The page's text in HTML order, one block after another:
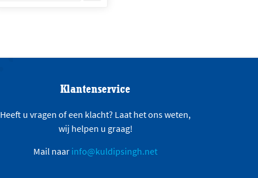
Klantenservice
Heeft u vragen of een klacht? Laat het ons weten,
wij helpen u graag!
Mail naar info@kuldipsingh.net